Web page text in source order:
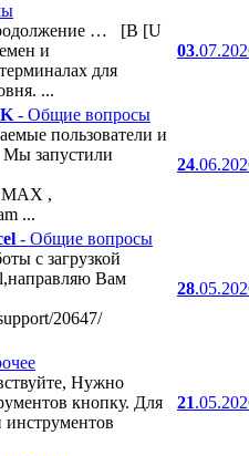
… [B [U
и
для
...
03
- Общие вопросы
пользователи и
Мы запустили
MAX ,
...
24
- Общие вопросы
с загрузкой
Вам
20647/
28
Нужно
кнопку. Для
инструментов
21